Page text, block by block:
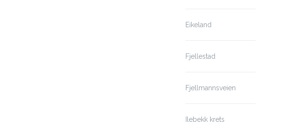
Eikeland
Fjellestad
Fjellmannsveien
Ilebekk krets